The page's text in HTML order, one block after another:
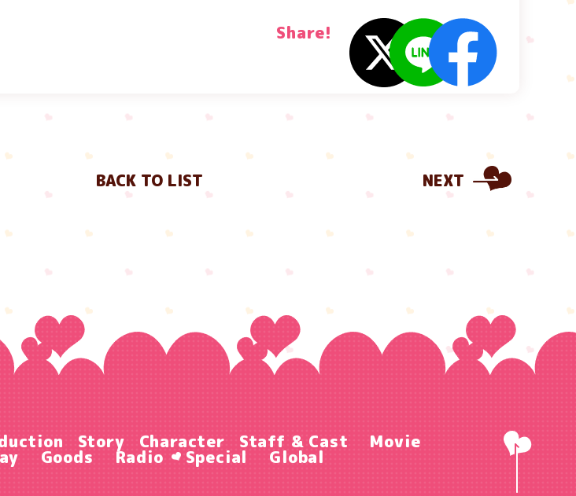
Share!
BACK TO LIST NEXT
Story Character Staff & Cast Movie
Goods Radio Special Global